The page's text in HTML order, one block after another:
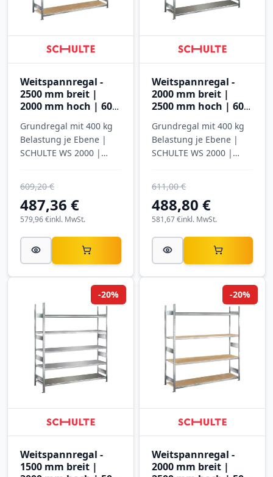
Weitspannregal -
2500 mm breit |
2000 mm hoch | 600
mit Spanplatten
Grundregal mit 400 kg
Belastung je Ebene |
SCHULTE WS 2000 |
487,36 €
609,20 €
inkl. MwSt.
579,96 €
Weitspannregal -
2000 mm breit |
2500 mm hoch | 600
mit Stahlböden
Grundregal mit 400 kg
Belastung je Ebene |
SCHULTE WS 2000 |
488,80 €
611,00 €
inkl. MwSt.
581,67 €
Weitspannregal -
1500 mm breit |
-20%
Weitspannregal -
2000 mm breit |
-20%